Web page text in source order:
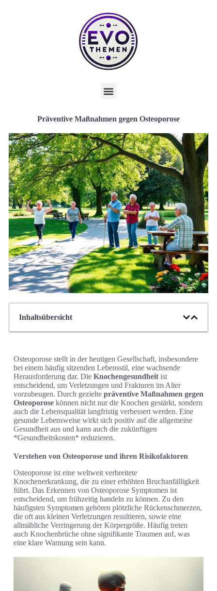
Präventive Maßnahmen gegen Osteoporose
Inhaltsübersicht
Osteoporose stellt in der heutigen Gesellschaft, insbesondere
bei einem häufig sitzenden Lebensstil, eine wachsende
Herausforderung dar. Die Knochengesundheit ist
entscheidend, um Verletzungen und Frakturen im Alter
vorzubeugen. Durch gezielte präventive Maßnahmen gegen
Osteoporose können nicht nur die Knochen gestärkt, sondern
auch die Lebensqualität langfristig verbessert werden. Eine
gesunde Lebensweise wirkt sich positiv auf die allgemeine
Gesundheit aus und kann auch die zukünftigen
*Gesundheitskosten* reduzieren.
Verstehen von Osteoporose und ihren Risikofaktoren
Osteoporose ist eine weltweit verbreitete
Knochenerkrankung, die zu einer erhöhten Bruchanfälligkeit
führt. Das Erkennen von Osteoporose Symptomen ist
entscheidend, um frühzeitig handeln zu können. Zu den
häufigsten Symptomen gehören plötzliche Rückenschmerzen,
die oft aus kleinen Verletzungen resultieren, sowie eine
allmähliche Verringerung der Körpergröße. Häufig treten
auch Knochenbrüche ohne signifikante Traumen auf, was
eine klare Warnung sein kann.